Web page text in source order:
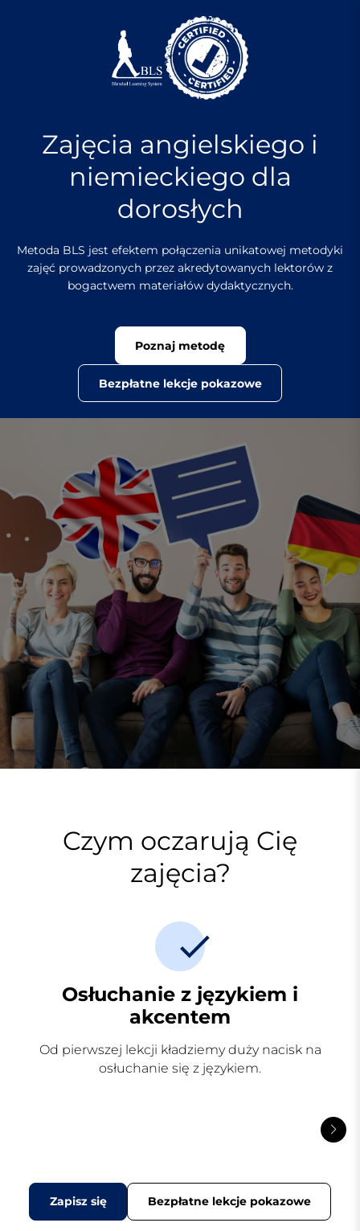
Zajęcia angielskiego i
niemieckiego dla
dorosłych
Metoda BLS jest efektem połączenia unikatowej metodyki
zajęć prowadzonych przez akredytowanych lektorów z
bogactwem materiałów dydaktycznych.
Poznaj metodę
Bezpłatne lekcje pokazowe
Czym oczarują Cię
zajęcia?
Osłuchanie z językiem i
akcentem
Od pierwszej lekcji kładziemy duży nacisk na
osłuchanie się z językiem.
Zapisz się Bezpłatne lekcje pokazowe